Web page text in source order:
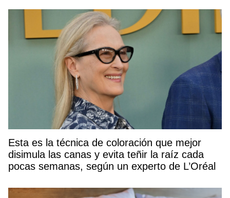
Esta es la técnica de coloración que mejor
disimula las canas y evita teñir la raíz cada
pocas semanas, según un experto de L’Oréal